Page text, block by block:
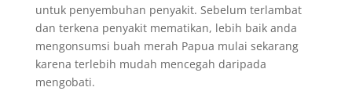
untuk penyembuhan penyakit. Sebelum terlambat
dan terkena penyakit mematikan, lebih baik anda
mengonsumsi buah merah Papua mulai sekarang
karena terlebih mudah mencegah daripada
mengobati.